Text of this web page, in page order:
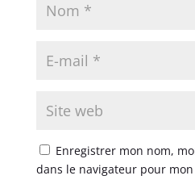
Enregistrer mon nom,
dans le navigateur pour